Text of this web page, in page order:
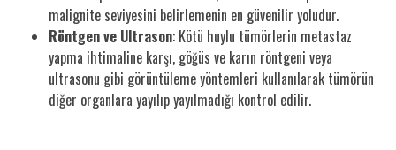
malignite seviyesini belirlemenin en güvenilir yoludur.
Röntgen ve Ultrason: Kötü huylu tümörlerin metastaz
yapma ihtimaline karşı, göğüs ve karın röntgeni veya
ultrasonu gibi görüntüleme yöntemleri kullanılarak tümörün
diğer organlara yayılıp yayılmadığı kontrol edilir.